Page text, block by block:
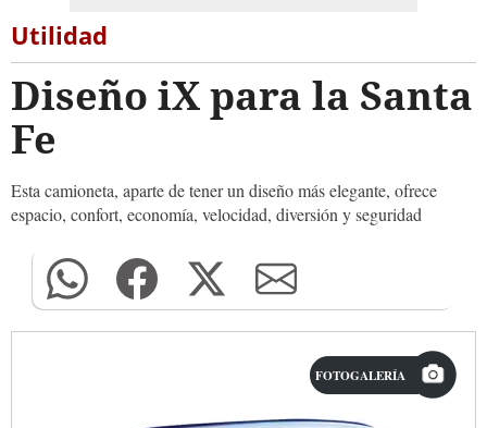
Utilidad
Diseño iX para la Santa
Fe
Esta camioneta, aparte de tener un diseño más elegante, ofrece
espacio, confort, economía, velocidad, diversión y seguridad
FOTOGALERÍA